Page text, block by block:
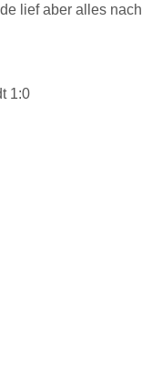
lief aber alles
1:0